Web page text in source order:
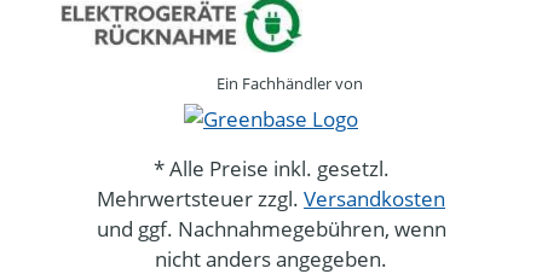
Ein Fachhändler von
* Alle Preise inkl. gesetzl.
Mehrwertsteuer zzgl. Versandkosten
und ggf. Nachnahmegebühren, wenn
nicht anders angegeben.